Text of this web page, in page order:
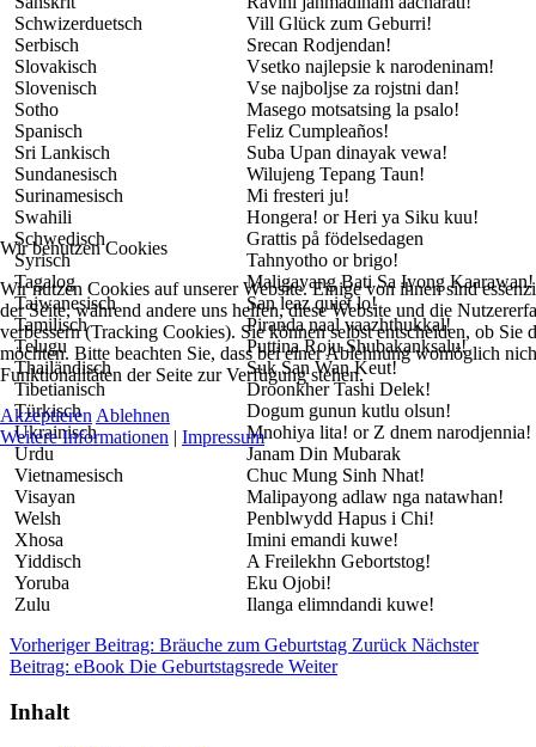
Schwizerduetsch
Serbisch
Slovakisch
Slovenisch
Sotho
Spanisch
Sri Lankisch
Sundanesisch
Surinamesisch
Swahili
Schwedisch
Syrisch
Tagalog
Taiwanesisch
Tamilisch
Telugu
Thailändisch
Tibetianisch
Türkisch
Ukrainisch
Urdu
Vietnamesisch
Visayan
Welsh
Xhosa
Yiddisch
Yoruba
Zulu
Vill Glück zum Geburri!
Srecan Rodjendan!
Vsetko najlepsie k narodeninam!
Vse najboljse za rojstni dan!
Masego motsatsing la psalo!
Feliz Cumpleaños!
Suba Upan dinayak vewa!
Wilujeng Tepang Taun!
Mi fresteri ju!
Hongera! or Heri ya Siku kuu!
Grattis på födelsedagen
Tahnyotho or brigo!
Maligayang Bati Sa Iyong Kaarawan!
San leaz quiet lo!
Piranda naal vaazhthukkal!
Puttina Roju Shubakanksalu!
Suk San Wan Keut!
Droonkher Tashi Delek!
Dogum gunun kutlu olsun!
Mnohiya lita! or Z dnem narodjennia!
Janam Din Mubarak
Chuc Mung Sinh Nhat!
Malipayong adlaw nga natawhan!
Penblwydd Hapus i Chi!
Imini emandi kuwe!
A Freilekhn Gebortstog!
Eku Ojobi!
Ilanga elimndandi kuwe!
Vorheriger Beitrag: Bräuche zum Geburtstag Zurück Nächster
Beitrag: eBook Die Geburtstagsrede Weiter
Inhalt
Wir benutzen Cookies
Wir nutzen Cookies auf unserer Website. Einige von ihnen sind
der Seite, während andere uns helfen, diese Website und die
verbessern (Tracking Cookies). Sie können selbst entscheiden, ob Sie
möchten. Bitte beachten Sie, dass bei einer Ablehnung womöglich
Funktionalitäten der Seite zur Verfügung stehen.
Akzeptieren Ablehnen
Weitere Informationen | Impressum